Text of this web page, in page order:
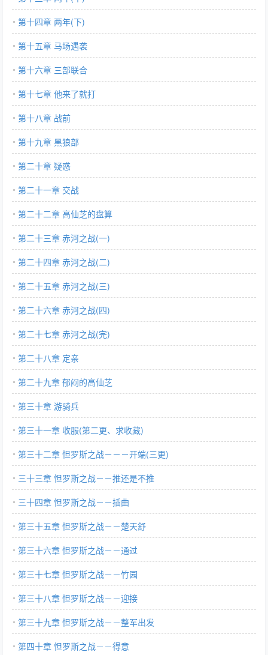
第十四章 两年(下)
第十五章 马场遇袭
第十六章 三部联合
第十七章 他来了就打
第十八章 战前
第十九章 黑狼部
第二十章 疑惑
第二十一章 交战
第二十二章 高仙芝的盘算
第二十三章 赤河之战(一)
第二十四章 赤河之战(二)
第二十五章 赤河之战(三)
第二十六章 赤河之战(四)
第二十七章 赤河之战(完)
第二十八章 定亲
第二十九章 郁闷的高仙芝
第三十章 游骑兵
第三十一章 收服(第二更、求收藏)
第三十二章 怛罗斯之战－－－开端(三更)
三十三章 怛罗斯之战－－推还是不推
三十四章 怛罗斯之战－－插曲
第三十五章 怛罗斯之战－－楚天舒
第三十六章 怛罗斯之战－－通过
第三十七章 怛罗斯之战－－竹园
第三十八章 怛罗斯之战－－迎接
第三十九章 怛罗斯之战－－整军出发
第四十章 怛罗斯之战－－得意